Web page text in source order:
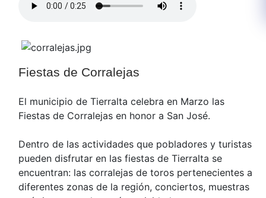
Fiestas de Corralejas
El municipio de Tierralta celebra en Marzo las
Fiestas de Corralejas en honor a San José.
Dentro de las actividades que pobladores y turistas
pueden disfrutar en las fiestas de Tierralta se
encuentran: las corralejas de toros pertenecientes a
diferentes zonas de la región, conciertos, muestras